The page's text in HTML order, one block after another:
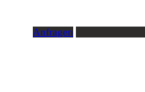
Anfragen